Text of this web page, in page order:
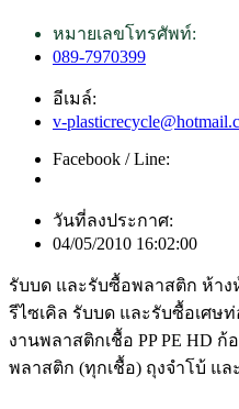
หมายเลขโทรศัพท์:
089-7970399
อีเมล์:
v-
Facebook / Line:
วันที่ลงประกาศ:
04/05/2010 16:02:00
รับบด และรับซื้อพลาสติก ห้า
รีไซเคิล รับบด และรับซื้อเศษ
งานพลาสติกเชื้อ PP PE HD ก้
พลาสติก (ทุกเชื้อ) ถุงจำโบ้ แ